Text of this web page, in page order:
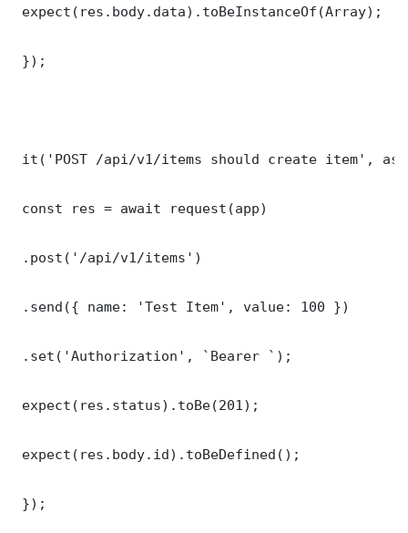
expect(res.body.data).toBeInstanceOf(Array);
});
it('POST /api/v1/items should create item',
const res = await request(app)
.post('/api/v1/items')
.send({ name: 'Test Item', value: 100 })
.set('Authorization', `Bearer `);
expect(res.status).toBe(201);
expect(res.body.id).toBeDefined();
});